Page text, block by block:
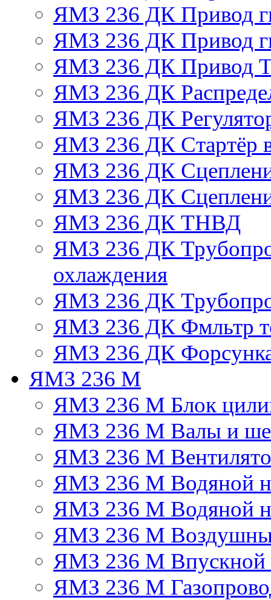
ЯМЗ 236 ДК Привод
ЯМЗ 236 ДК Привод
ЯМЗ 236 ДК Привод
ЯМЗ 236 ДК
ЯМЗ 236 ДК
ЯМЗ 236 ДК Стартёр
ЯМЗ 236 ДК
ЯМЗ 236 ДК
ЯМЗ 236 ДК ТНВД
ЯМЗ 236 ДК
охлаждения
ЯМЗ 236 ДК
ЯМЗ 236 ДК Фмльтр
ЯМЗ 236 ДК
ЯМЗ 236 М
ЯМЗ 236 М Блок
ЯМЗ 236 М Валы и
ЯМЗ 236 М
ЯМЗ 236 М Водяной
ЯМЗ 236 М Водяной
ЯМЗ 236 М
ЯМЗ 236 М Впускной
ЯМЗ 236 М